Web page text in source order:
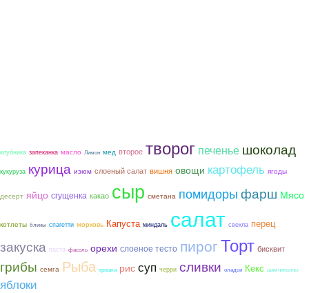
клубника запеканка масло Лимон мед второе творог печенье шоколад
кукуруза курица изюм слоеный салат вишня овощи картофель ягоды
десерт яйцо сгущенка какао сыр сметана помидорыфарш Мясо
котлеты блины спагетти морковь Капуста миндаль салат свекла перец
закуска паста фасоль орехи слоеное тесто пирогТорт бисквит
грибы семга Рыба крошка рис суп черри сливки оладьи Кекс шампиньоны
яблоки